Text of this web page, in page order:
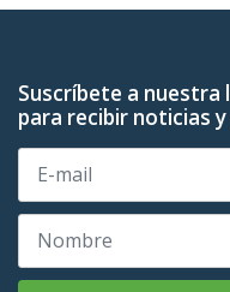
Suscríbete a
para recibir noticias